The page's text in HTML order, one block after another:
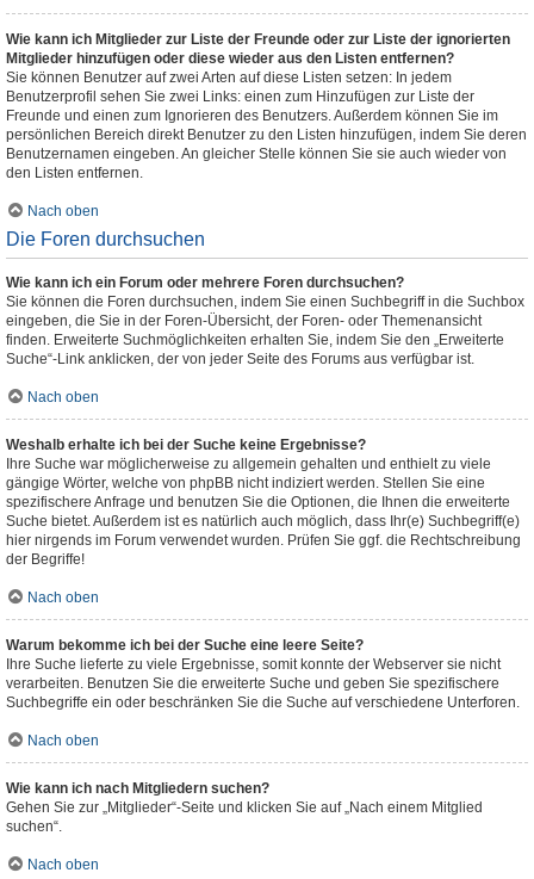
Wie kann ich Mitglieder zur Liste der Freunde oder zur Liste der ignorierten
Mitglieder hinzufügen oder diese wieder aus den Listen entfernen?
Sie können Benutzer auf zwei Arten auf diese Listen setzen: In jedem
Benutzerprofil sehen Sie zwei Links: einen zum Hinzufügen zur Liste der
Freunde und einen zum Ignorieren des Benutzers. Außerdem können Sie im
persönlichen Bereich direkt Benutzer zu den Listen hinzufügen, indem Sie deren
Benutzernamen eingeben. An gleicher Stelle können Sie sie auch wieder von
den Listen entfernen.
Nach oben
Die Foren durchsuchen
Wie kann ich ein Forum oder mehrere Foren durchsuchen?
Sie können die Foren durchsuchen, indem Sie einen Suchbegriff in die Suchbox
eingeben, die Sie in der Foren-Übersicht, der Foren- oder Themenansicht
finden. Erweiterte Suchmöglichkeiten erhalten Sie, indem Sie den „Erweiterte
Suche“-Link anklicken, der von jeder Seite des Forums aus verfügbar ist.
Nach oben
Weshalb erhalte ich bei der Suche keine Ergebnisse?
Ihre Suche war möglicherweise zu allgemein gehalten und enthielt zu viele
gängige Wörter, welche von phpBB nicht indiziert werden. Stellen Sie eine
spezifischere Anfrage und benutzen Sie die Optionen, die Ihnen die erweiterte
Suche bietet. Außerdem ist es natürlich auch möglich, dass Ihr(e) Suchbegriff(e)
hier nirgends im Forum verwendet wurden. Prüfen Sie ggf. die Rechtschreibung
der Begriffe!
Nach oben
Warum bekomme ich bei der Suche eine leere Seite?
Ihre Suche lieferte zu viele Ergebnisse, somit konnte der Webserver sie nicht
verarbeiten. Benutzen Sie die erweiterte Suche und geben Sie spezifischere
Suchbegriffe ein oder beschränken Sie die Suche auf verschiedene Unterforen.
Nach oben
Wie kann ich nach Mitgliedern suchen?
Gehen Sie zur „Mitglieder“-Seite und klicken Sie auf „Nach einem Mitglied
suchen“.
Nach oben